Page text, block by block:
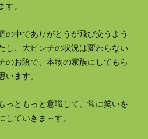
。
の中でありがとうが飛び交うよう
し、大ピンチの状況は変わらない
のお陰で、本物の家族にしてもら
ます。
っともっと意識して、常に笑いを
ていきま～す。